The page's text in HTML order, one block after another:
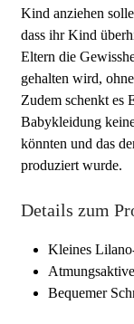
Kind anziehen
dass ihr Kind
Eltern die
gehalten wird,
Zudem schenkt es
Babykleidung
könnten und das
produziert wurde.
Details zum
Kleines
Bequemer